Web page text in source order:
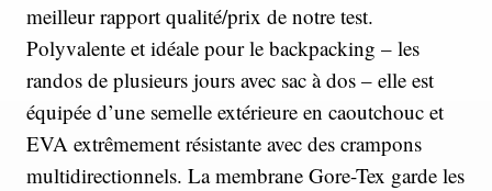
meilleur rapport qualité/prix de notre test.
Polyvalente et idéale pour le backpacking – les
randos de plusieurs jours avec sac à dos – elle est
équipée d’une semelle extérieure en caoutchouc et
EVA extrêmement résistante avec des crampons
multidirectionnels. La membrane Gore-Tex garde les